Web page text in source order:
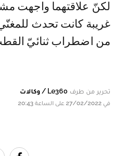
لكنّ علاقتهما واجهت
غريبة كانت تحدث
من اضطراب ثنائيّ
تحرير من طرف Le360 / وكالات
في 27/02/2022 على الساعة 20:43